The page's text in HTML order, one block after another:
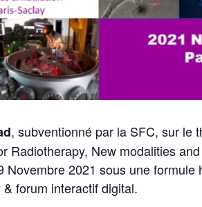
, subventionné par la SFC, sur le
Radiotherapy, New modalities
Novembre 2021 sous une formule
forum interactif digital.